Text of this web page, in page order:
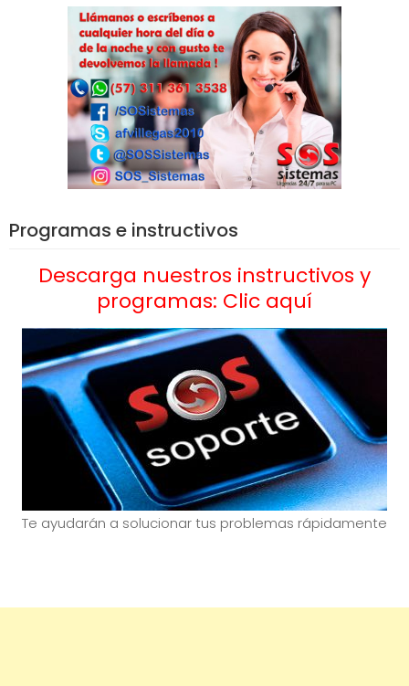
Programas e instructivos
Descarga nuestros instructivos y
programas: Clic aquí
Te ayudarán a solucionar tus problemas rápidamente